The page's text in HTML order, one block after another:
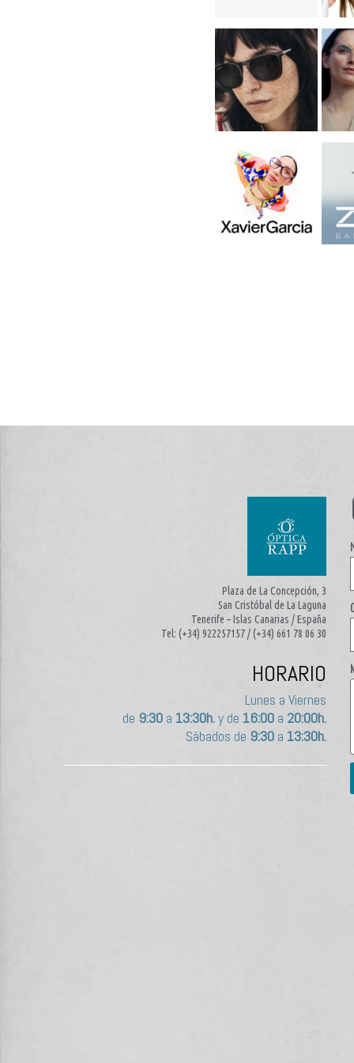
Plaza de La Concepción, 3
San Cristóbal de La Laguna
Tenerife – Islas Canarias / España
Tel: (+34) 922257157 / (+34) 661 78 06 30
HORARIO
Lunes a Viernes
de 9:30a 13:30h.y de 16:00a 20:00h.
Sábados de 9:30a 13:30h.